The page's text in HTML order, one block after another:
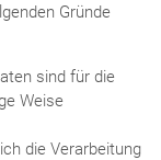
Gründe
sind für die
Weise
die Verarbeitung